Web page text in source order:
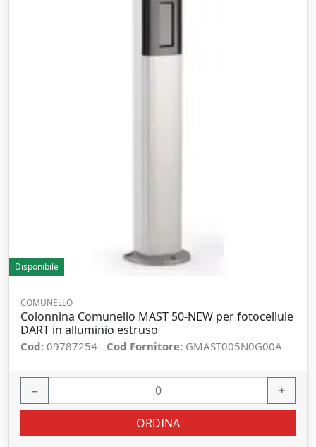
Disponibile
COMUNELLO
Colonnina Comunello MAST 50-NEW per fotocellule
DART in alluminio estruso
Cod: 09787254 Cod Fornitore: GMAST005N0G00A
− +
ORDINA